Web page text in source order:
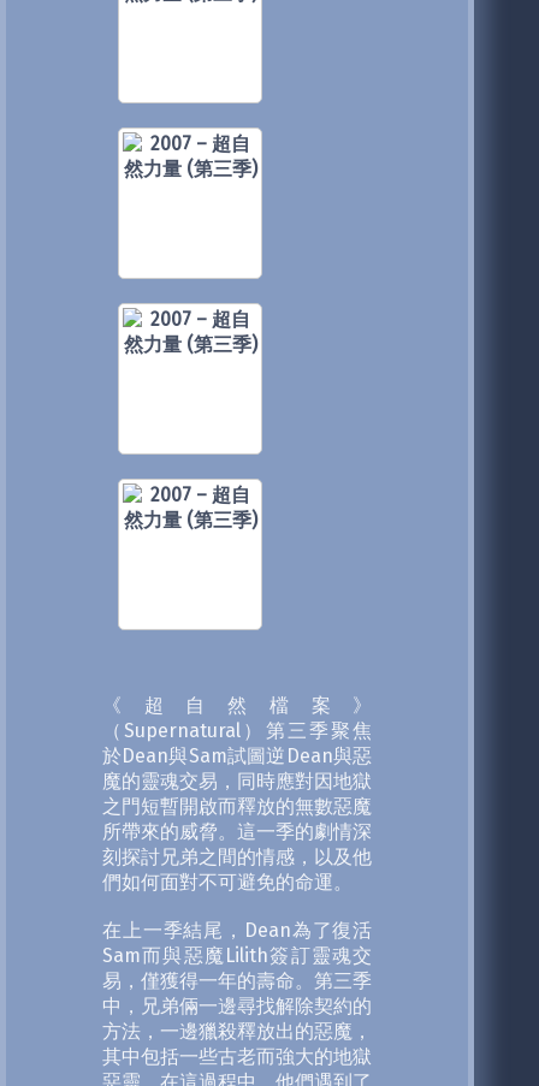
《超自然檔案》
（Supernatural）第三季聚焦
於Dean與Sam試圖逆Dean與惡
魔的靈魂交易，同時應對因地獄
之門短暫開啟而釋放的無數惡魔
所帶來的威脅。這一季的劇情深
刻探討兄弟之間的情感，以及他
們如何面對不可避免的命運。
在上一季結尾，Dean為了復活
Sam而與惡魔Lilith簽訂靈魂交
易，僅獲得一年的壽命。第三季
中，兄弟倆一邊尋找解除契約的
方法，一邊獵殺釋放出的惡魔，
其中包括一些古老而強大的地獄